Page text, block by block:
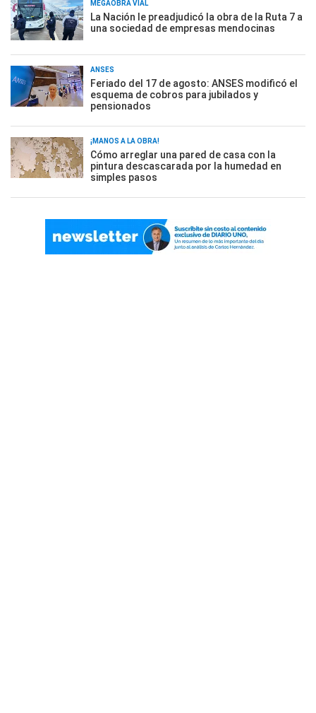
MEGAOBRA VIAL
La Nación le preadjudicó la obra de la Ruta 7 a
una sociedad de empresas mendocinas
ANSES
Feriado del 17 de agosto: ANSES modificó el
esquema de cobros para jubilados y
pensionados
¡MANOS A LA OBRA!
Cómo arreglar una pared de casa con la
pintura descascarada por la humedad en
simples pasos